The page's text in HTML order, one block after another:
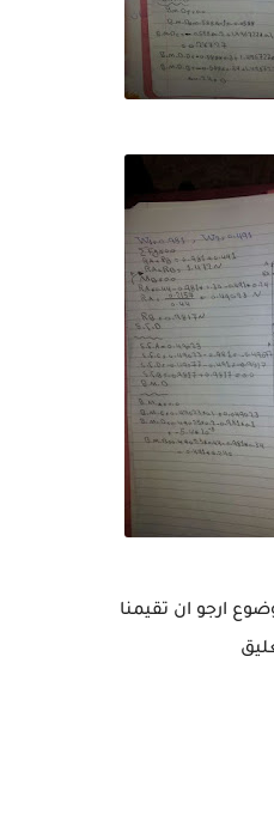
ارجو ان تقيمنا